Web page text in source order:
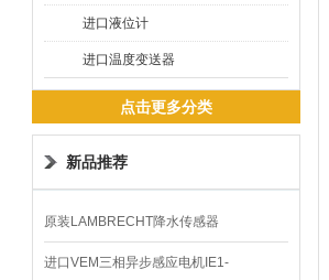
进口液位计
进口温度变送器
点击更多分类
新品推荐
原装LAMBRECHT降水传感器
00.14575.20气象仪
进口VEM三相异步感应电机IE1-